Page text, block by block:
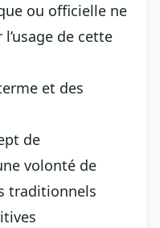
ou officielle ne
de cette
et des
de
volonté de
traditionnels